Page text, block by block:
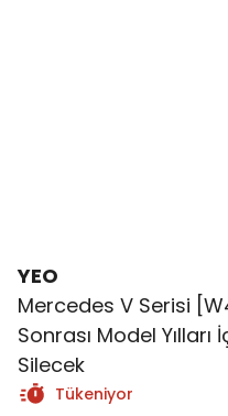
YEO
Mercedes V Serisi
Sonrası Model
Silecek
Tükeniyor